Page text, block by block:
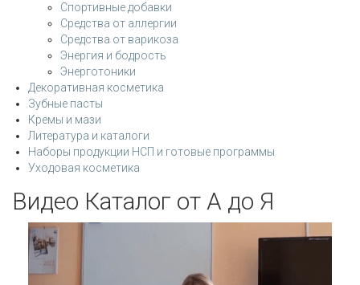
Спортивные добавки
Средства от аллергии
Средства от варикоза
Энергия и бодрость
Энерготоники
Декоративная косметика
Зубные пасты
Кремы и мази
Литература и каталоги
Наборы продукции НСП и готовые программы
Уходовая косметика
Видео Каталог от А до Я